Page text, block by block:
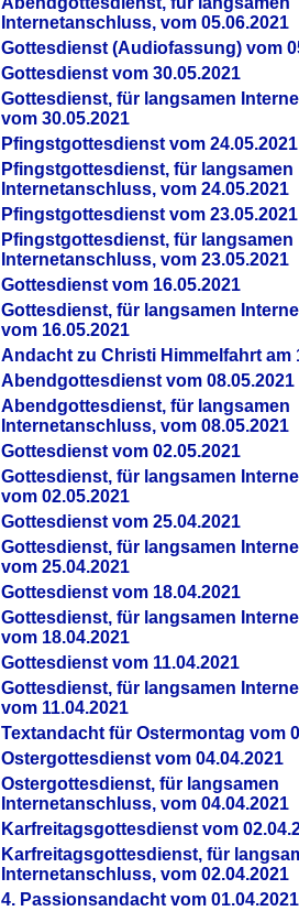
Internetanschluss, vom 05.06.2021
Gottesdienst (Audiofassung) vom
Gottesdienst vom 30.05.2021
Gottesdienst, für langsamen
vom 30.05.2021
Pfingstgottesdienst vom 24.05.2021
Pfingstgottesdienst, für langsamen
Internetanschluss, vom 24.05.2021
Pfingstgottesdienst vom 23.05.2021
Pfingstgottesdienst, für langsamen
Internetanschluss, vom 23.05.2021
Gottesdienst vom 16.05.2021
Gottesdienst, für langsamen
vom 16.05.2021
Andacht zu Christi Himmelfahrt am
Abendgottesdienst vom 08.05.2021
Abendgottesdienst, für langsamen
Internetanschluss, vom 08.05.2021
Gottesdienst vom 02.05.2021
Gottesdienst, für langsamen
vom 02.05.2021
Gottesdienst vom 25.04.2021
Gottesdienst, für langsamen
vom 25.04.2021
Gottesdienst vom 18.04.2021
Gottesdienst, für langsamen
vom 18.04.2021
Gottesdienst vom 11.04.2021
Gottesdienst, für langsamen
vom 11.04.2021
Textandacht für Ostermontag vom
Ostergottesdienst vom 04.04.2021
Ostergottesdienst, für langsamen
Internetanschluss, vom 04.04.2021
Karfreitagsgottesdienst vom
Karfreitagsgottesdienst, für
Internetanschluss, vom 02.04.2021
4. Passionsandacht vom 01.04.2021